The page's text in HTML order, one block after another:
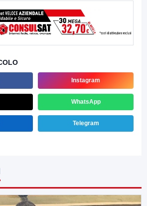
Instagram
WhatsApp
Telegram